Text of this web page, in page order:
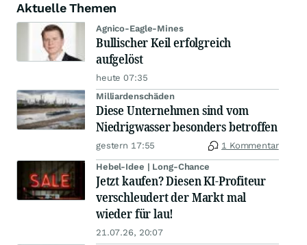
Aktuelle Themen
Agnico-Eagle-Mines
Bullischer Keil erfolgreich
aufgelöst
heute 07:35
Milliardenschäden
Diese Unternehmen sind vom
Niedrigwasser besonders betroffen
gestern 17:55 1 Kommentar
Hebel-Idee | Long-Chance
Jetzt kaufen? Diesen KI-Profiteur
verschleudert der Markt mal
wieder für lau!
21.07.26, 20:07